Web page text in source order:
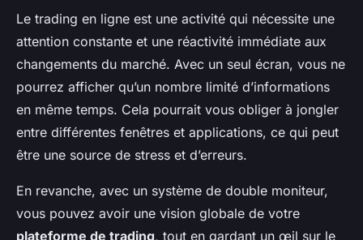
Le trading en ligne est une activité qui nécessite une
attention constante et une réactivité immédiate aux
changements du marché. Avec un seul écran, vous ne
pourrez afficher qu’un nombre limité d’informations
en même temps. Cela pourrait vous obliger à jongler
entre différentes fenêtres et applications, ce qui peut
être une source de stress et d’erreurs.
En revanche, avec un système de double moniteur,
vous pouvez avoir une vision globale de votre
plateforme de trading, tout en gardant un œil sur le